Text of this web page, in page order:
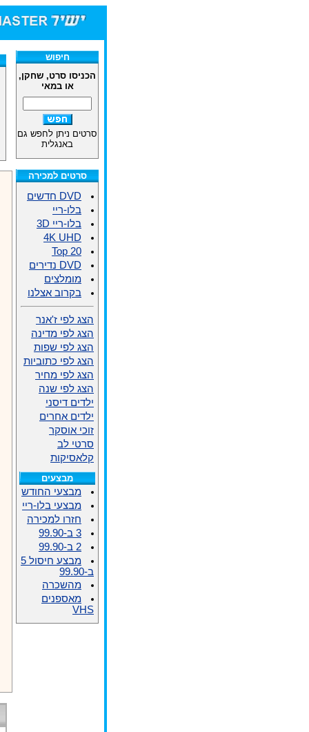
חיפוש
הכניסו סרט, שחקן,
או במאי
סרטים ניתן לחפש גם
באנגלית
סרטים למכירה
DVD חדשים
בלו-ריי
בלו-ריי 3D
4K UHD
Top 20
DVD נדירים
מומלצים
בקרוב אצלנו
הצג לפי ז'אנר
הצג לפי מדינה
הצג לפי שפות
הצג לפי כתוביות
הצג לפי מחיר
הצג לפי שנה
ילדים דיסני
ילדים אחרים
זוכי אוסקר
סרטי לב
קלאסיקות
מבצעים
מבצעי החודש
מבצעי בלו-ריי
חזרו למכירה
3 ב-99.90
2 ב-99.90
מבצע חיסול 5
ב-99.90
מהשכרה
מאספנים
VHS